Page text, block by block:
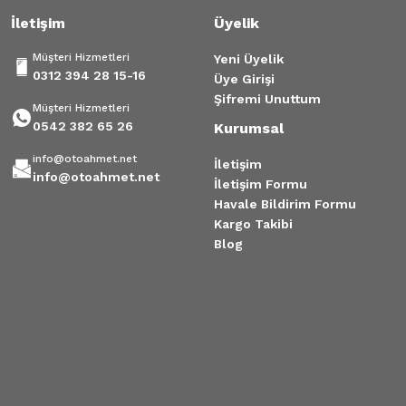
Fluence Megane 3 Bagaj Kilidi 905030003R
850,00 TL
İletişim
Müşteri Hizmetleri
0312 394 28 15-16
Müşteri Hizmetleri
0542 382 65 26
info@otoahmet.net
info@otoahmet.net
Üyelik
Yeni Üyelik
Üye Girişi
Şifremi Unuttum
Kurumsal
İletişim
İletişim Formu
Havale Bildirim Formu
Kargo Takibi
Blog